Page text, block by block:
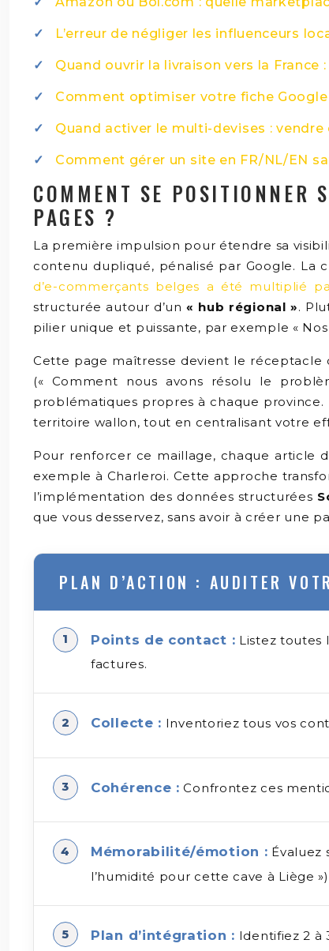
L’erreur de négliger les influenceurs
Quand ouvrir la livraison vers la France
Comment optimiser votre fiche
Quand activer le multi-devises :
Comment gérer un site en FR/NL/EN
COMMENT SE POSITIONNER
PAGES ?
La première impulsion pour étendre sa
contenu dupliqué, pénalisé par Google. La
d’e-commerçants belges a été multiplié
structurée autour d’un« hub régional ».
pilier unique et puissante, par exemple «
Cette page maîtresse devient le
(« Comment nous avons résolu le
problématiques propres à chaque
territoire wallon, tout en centralisant votre
Pour renforcer ce maillage, chaque article
exemple à Charleroi. Cette approche
l’implémentation des données structurées
que vous desservez, sans avoir à créer une
PLAN D’ACTION : AUDITER
Points de contact : Listez toutes
factures.
Collecte : Inventoriez tous vos
Cohérence : Confrontez ces
Mémorabilité/émotion : Évaluez
l’humidité pour cette cave à Liège
Plan d’intégration : Identifiez 2 à